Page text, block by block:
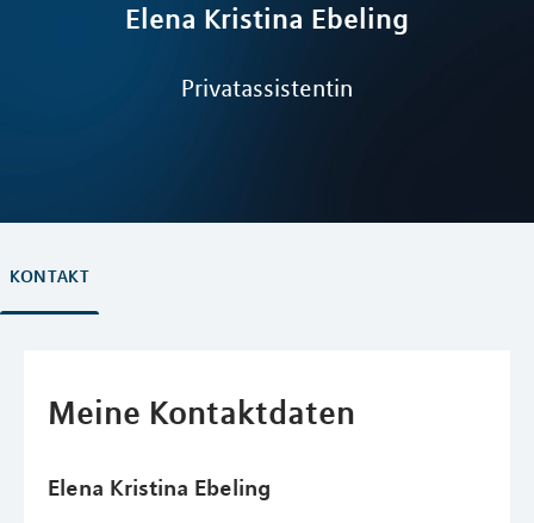
Elena Kristina Ebeling
Privatassistentin
KONTAKT
Meine Kontaktdaten
Elena Kristina Ebeling